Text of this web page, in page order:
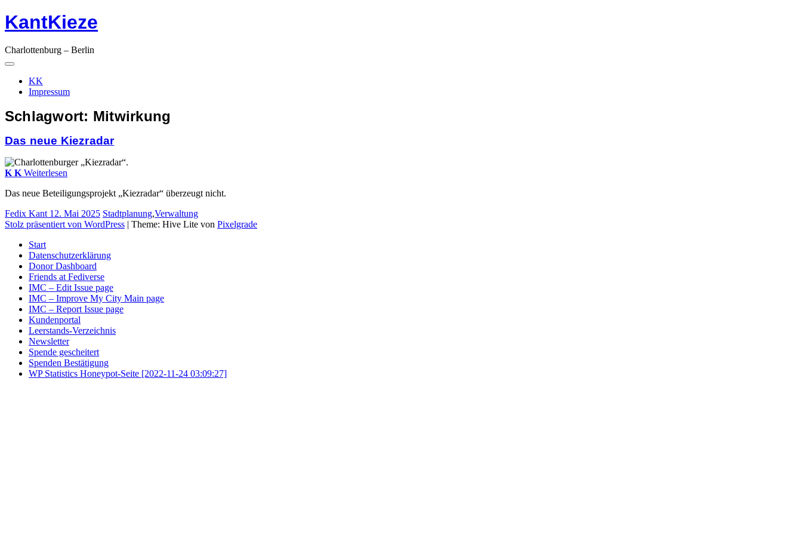
Springe
zum
KantKieze
Charlottenburg – Berlin
Menü
KK
Impressum
Schlagwort: Mitwirkung
Das neue Kiezradar
K K Weiterlesen
Das neue Beteiligungsprojekt „Kiezradar“ überzeugt nicht.
Fedix Kant 12. Mai 2025 Stadtplanung,Verwaltung
Stolz präsentiert von WordPress | Theme: Hive Lite von Pixelgrade
Start
Datenschutzerklärung
Donor Dashboard
Friends at Fediverse
IMC – Edit Issue page
IMC – Improve My City Main page
IMC – Report Issue page
Kundenportal
Leerstands-Verzeichnis
Newsletter
Spende gescheitert
Spenden Bestätigung
WP Statistics Honeypot-Seite [2022-11-24 03:09:27]